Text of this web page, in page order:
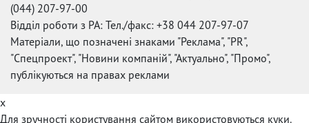
(044) 207-97-00
Відділ роботи з РА: Тел./факс: +38 044 207-97-07
Матеріали, що позначені знаками "Реклама", "PR",
"Спецпроект", "Новини компаній", "Актуально", "Промо",
публікуються на правах реклами
x
Для зручності користування сайтом використовуються куки.